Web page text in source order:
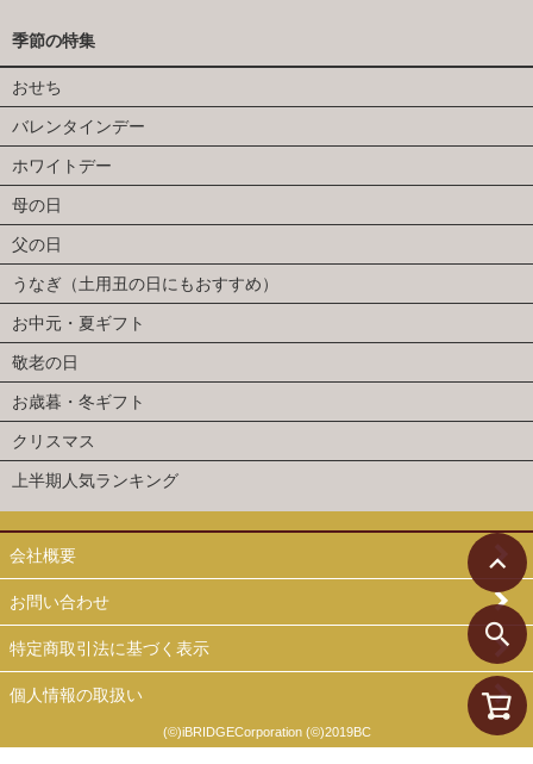
季節の特集
おせち
バレンタインデー
ホワイトデー
母の日
父の日
うなぎ（土用丑の日にもおすすめ）
お中元・夏ギフト
敬老の日
お歳暮・冬ギフト
クリスマス
上半期人気ランキング
会社概要
お問い合わせ
特定商取引法に基づく表示
個人情報の取扱い
(©)iBRIDGECorporation (©)2019BC